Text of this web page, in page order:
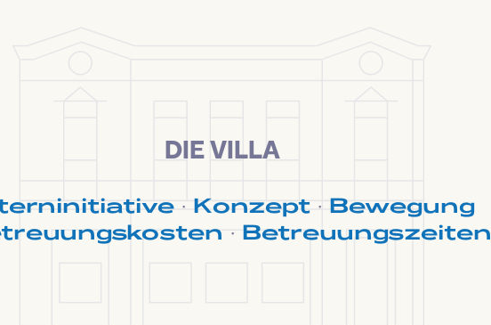
DIE VILLA
· Konzept · Bewegung
· Betreuungszeiten